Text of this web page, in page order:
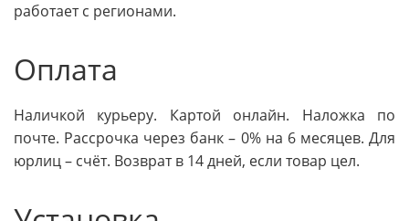
работает с регионами.
Оплата
Наличкой курьеру. Картой онлайн. Наложка по
почте. Рассрочка через банк – 0% на 6 месяцев. Для
юрлиц – счёт. Возврат в 14 дней, если товар цел.